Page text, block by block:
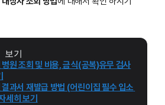
기
원 조회 및 비용, 금식(공복)유무 검사
과서 재발급 방법 (어린이집 필수 입소
세히 보기